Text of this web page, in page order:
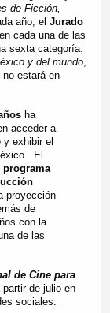
de Ficción,
año, el Jurado
cada una de las
sexta categoría:
y del mundo
estará en
ha
acceder a
exhibir el
El
programa
proyección
de
con la
de las
de Cine para
de julio en
sociales.